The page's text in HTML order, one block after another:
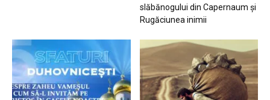
slăbănogului din Capernaum și
Rugăciunea inimii